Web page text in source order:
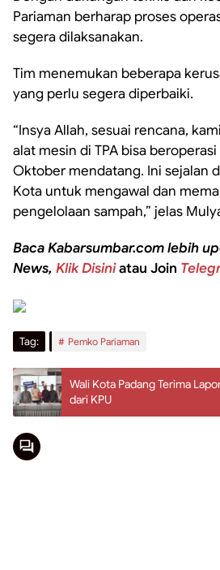
Pariaman berharap proses
segera dilaksanakan.
Tim menemukan beberapa
yang perlu segera diperbaiki.
“Insya Allah, sesuai rencana,
alat mesin di TPA bisa
Oktober mendatang. Ini sejalan
Kota untuk mengawal dan
pengelolaan sampah,” jelas
Baca Kabarsumbar.com lebih
News, Klik Disiniatau Join
Tag: Pemko Pariaman
Wali Kota Padang Terima
dari KPU